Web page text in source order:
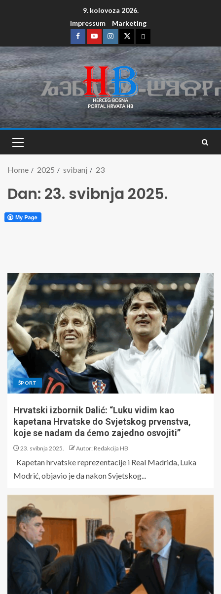
9. kolovoza 2026.
Impressum
Marketing
Home 2025 svibanj 23
Dan: 23. svibnja 2025.
ŠPORT
Hrvatski izbornik Dalić: “Luku vidim kao
kapetana Hrvatske do Svjetskog prvenstva,
koje se nadam da ćemo zajedno osvojiti”
23. svibnja 2025. Autor: Redakcija HB
Kapetan hrvatske reprezentacije i Real Madrida, Luka
Modrić, objavio je da nakon Svjetskog...